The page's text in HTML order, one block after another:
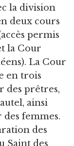
la division
deux cours
permis
la Cour
La Cour
en trois
des prêtres,
ainsi
des femmes.
des
Saint des